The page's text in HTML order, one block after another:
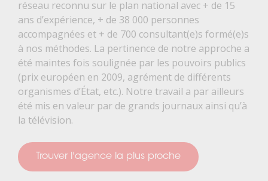
réseau reconnu sur le plan national avec + de 15
ans d’expérience, + de 38 000 personnes
accompagnées et + de 700 consultant(e)s formé(e)s
à nos méthodes. La pertinence de notre approche a
été maintes fois soulignée par les pouvoirs publics
(prix européen en 2009, agrément de différents
organismes d’État, etc.). Notre travail a par ailleurs
été mis en valeur par de grands journaux ainsi qu’à
la télévision.
Trouver l'agence la plus proche